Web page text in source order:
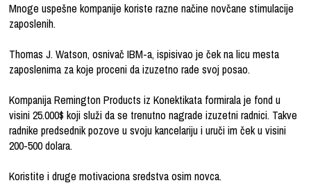
Mnoge uspešne kompanije koriste razne načine novčane stimulacije
zaposlenih.
Thomas J. Watson, osnivač IBM-a, ispisivao je ček na licu mesta
zaposlenima za koje proceni da izuzetno rade svoj posao.
Kompanija Remington Products iz Konektikata formirala je fond u
visini 25.000$ koji služi da se trenutno nagrade izuzetni radnici. Takve
radnike predsednik pozove u svoju kancelariju i uruči im ček u visini
200-500 dolara.
Koristite i druge motivaciona sredstva osim novca.